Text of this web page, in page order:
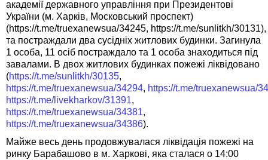
академії державного управління при Президентові
України (м. Харків, Московський проспект)
(https://t.me/truexanewsua/34245, https://t.me/sunlitkh/30131),
та постраждали два сусідніх житлових будинки. Загинула
1 особа, 11 осіб постраждало та 1 особа знаходиться під
завалами. В двох житлових будинках пожежі ліквідовано
(https://t.me/sunlitkh/30135,
https://t.me/truexanewsua/34294, https://t.me/truexanewsua/
https://t.me/livekharkov/31391,
https://t.me/truexanewsua/34381,
https://t.me/truexanewsua/34386).
Майже весь день продовжувалася ліквідація пожежі на
ринку Барабашово в м. Харкові, яка сталася о 14:00